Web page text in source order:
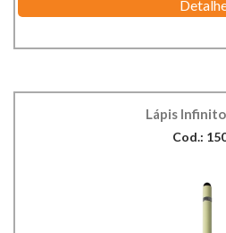
Lápis
Cod.: